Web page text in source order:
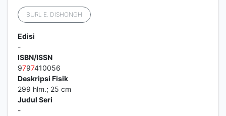
BURL E. DISHONGH
Edisi
-
ISBN/ISSN
9797410056
Deskripsi Fisik
299 hlm.; 25 cm
Judul Seri
-